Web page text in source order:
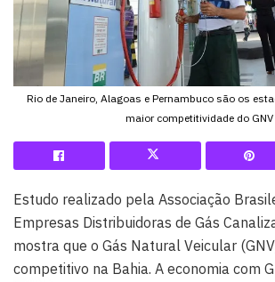
Rio de Janeiro, Alagoas e Pernambuco são os
maior competitividade do GNV
Estudo realizado pela Associação
Empresas Distribuidoras de Gás
mostra que o Gás Natural Veicular
competitivo na Bahia. A economia com